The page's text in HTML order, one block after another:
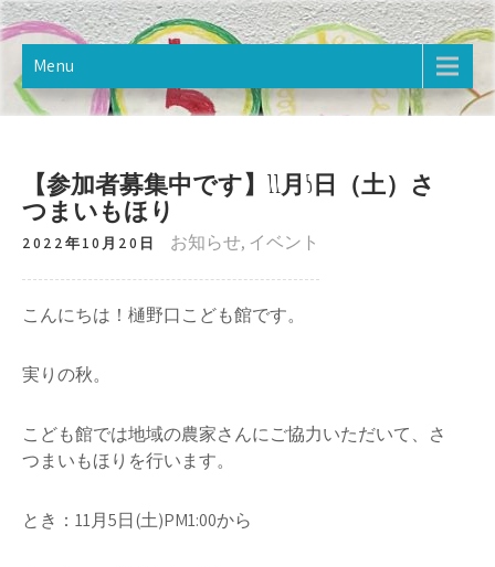
Skip
to
content樋野口こども館
2020年12月オープン。樋野口こども館のホームページです。
Menu
【参加者募集中です】11月5日（土）さ
つまいもほり
2022年10月20日 お知らせ, イベント
こんにちは！樋野口こども館です。
実りの秋。
こども館では地域の農家さんにご協力いただいて、さ
つまいもほりを行います。
とき：11月5日(土)PM1:00から